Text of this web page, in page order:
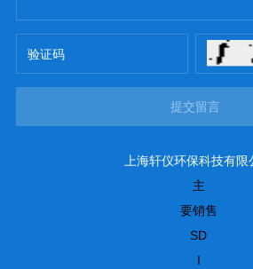
提交留言
上海轩仪环保科技有限
主
要销售
SD
I